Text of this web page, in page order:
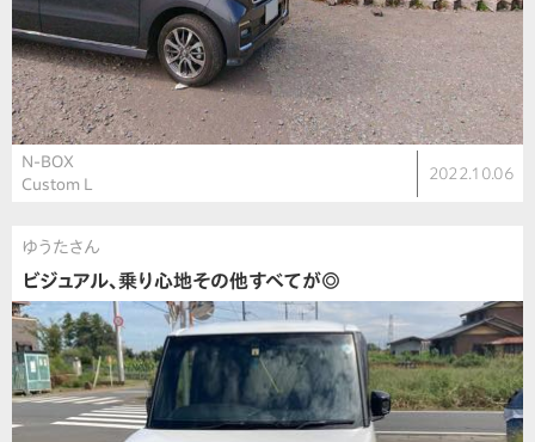
N-BOX
Custom L
2022.10.06
ゆうたさん
ビジュアル、乗り心地その他すべてが◎